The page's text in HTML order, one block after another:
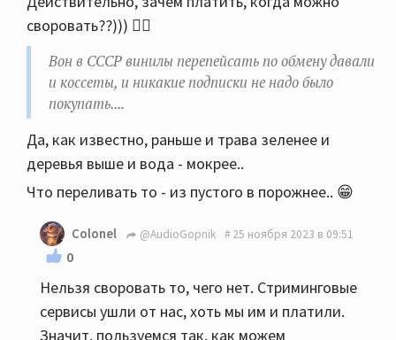
коссеты, и никакие подписки не надо было
покупать.... Только ленту покупай.
своровать??))) 🤷‍♂️
Вон в СССР винилы перепейсать по обмену давали
и коссеты, и никакие подписки не надо было
покупать....
Да, как известно, раньше и трава зеленее и
деревья выше и вода - мокрее..
Что переливать то - из пустого в порожнее.. 😁
Colonel @AudioGopnik 25 ноября 2023 в 09:51
0
Нельзя своровать то, чего нет. Стриминговые
сервисы ушли от нас, хоть мы им и платили.
Значит, пользуемся так, как можем